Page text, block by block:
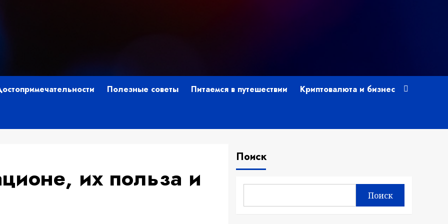
Полезные советы Питаемся в путешествии Криптовалюта и бизнес
их польза и
Поиск
Поиск